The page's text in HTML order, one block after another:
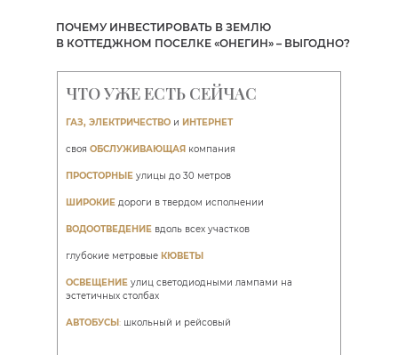
ПОЧЕМУ ИНВЕСТИРОВАТЬ В ЗЕМЛЮ
В КОТТЕДЖНОМ ПОСЕЛКЕ «ОНЕГИН» – ВЫГОДНО?
ЧТО УЖЕ ЕСТЬ СЕЙЧАС
ГАЗ, ЭЛЕКТРИЧЕСТВО и ИНТЕРНЕТ
своя ОБСЛУЖИВАЮЩАЯ компания
ПРОСТОРНЫЕ улицы до 30 метров
ШИРОКИЕ дороги в твердом исполнении
ВОДООТВЕДЕНИЕ вдоль всех участков
глубокие метровые КЮВЕТЫ
ОСВЕЩЕНИЕ улиц светодиодными лампами на
эстетичных столбах
АВТОБУСЫ: школьный и рейсовый